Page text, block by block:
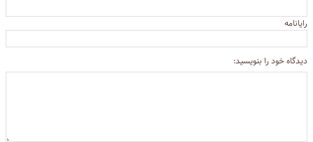
رایانامه
دیدگاه خود را بنویسید: